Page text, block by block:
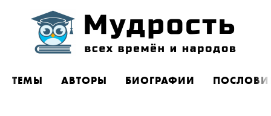
ТЕМЫ АВТОРЫ БИОГРАФИИ